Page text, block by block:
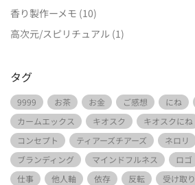
香り製作ーメモ (10)
高次元/スピリチュアル (1)
タグ
9999 お茶 お金 ご感想 にね
カームエックス
キオスク キオスクにね
コンセプト
ティアーズチアーズ ネロリ
ブランディング
マインドフルネス ロゴ
仕事
他人軸 依存 反転 受け取り